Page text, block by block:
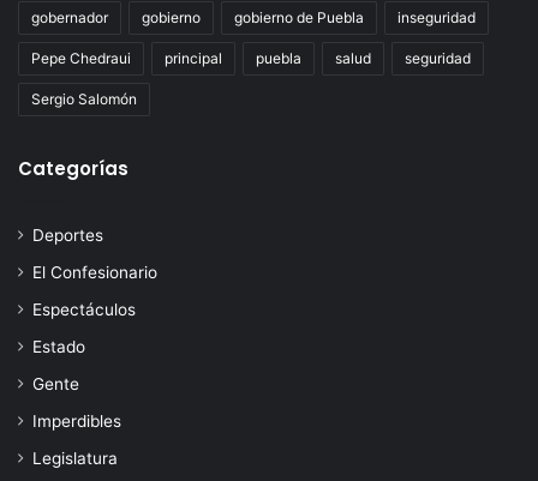
gobernador gobierno gobierno de Puebla inseguridad
Pepe Chedraui principal puebla salud seguridad
Sergio Salomón
Categorías
Deportes
El Confesionario
Espectáculos
Estado
Gente
Imperdibles
Legislatura